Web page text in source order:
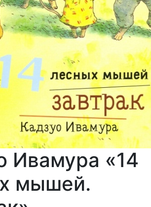
Ивамура «14
мышей.